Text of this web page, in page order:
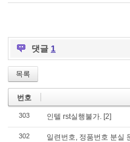
댓글 1
목록
번호
303 인텔 rst실행불가. [2]
302 일련번호, 정품번호 분실